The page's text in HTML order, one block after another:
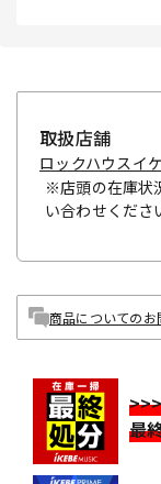
取扱店舗
ロックハウスイ
※店頭の在庫状
い合わせくださ
商品についてのお
最